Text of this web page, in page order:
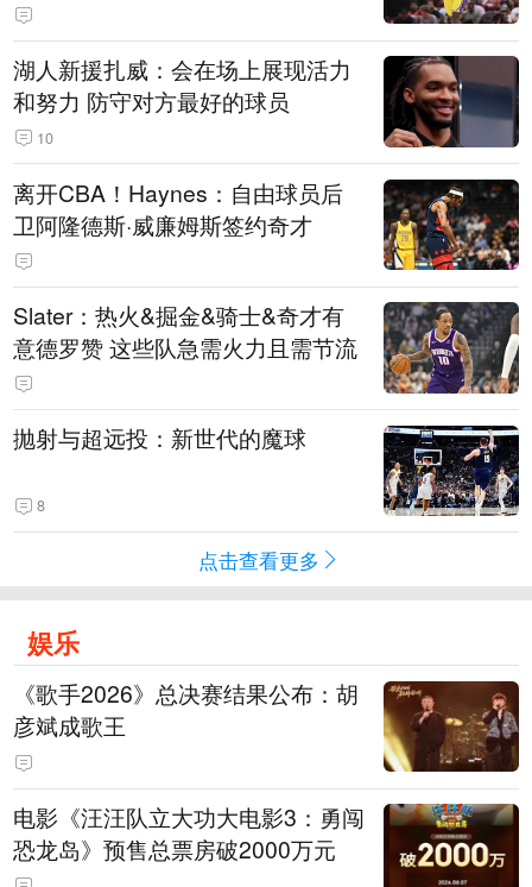
湖人新援扎威：会在场上展现活力
和努力 防守对方最好的球员
10
离开CBA！Haynes：自由球员后
卫阿隆德斯·威廉姆斯签约奇才
Slater：热火&掘金&骑士&奇才有
意德罗赞 这些队急需火力且需节流
抛射与超远投：新世代的魔球
8
点击查看更多
娱乐
《歌手2026》总决赛结果公布：胡
彦斌成歌王
电影《汪汪队立大功大电影3：勇闯
恐龙岛》预售总票房破2000万元